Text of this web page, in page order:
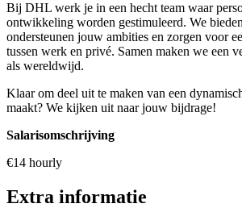
Bij DHL werk je in een hecht team waar
ontwikkeling worden gestimuleerd. We
ondersteunen jouw ambities en zorgen voor
tussen werk en privé. Samen maken we een
als wereldwijd.
Klaar om deel uit te maken van een
maakt? We kijken uit naar jouw bijdrage!
Salarisomschrijving
€14 hourly
Extra informatie